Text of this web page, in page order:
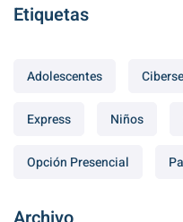
Etiquetas
Adolescentes
Express Niños
Opción Presencial